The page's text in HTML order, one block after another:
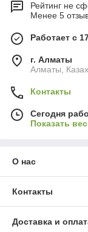
Рейтинг не
Менее 5
Работает с
г. Алматы
Алматы,
Контакты
Сегодня
Показать
О нас
Контакты
Доставка и